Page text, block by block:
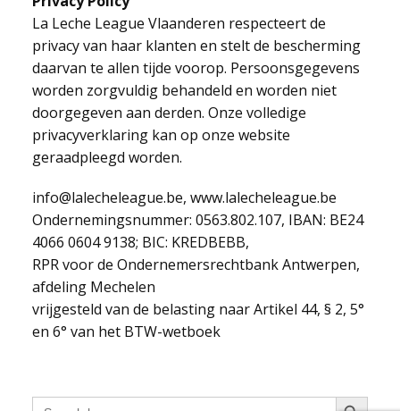
La Leche League Vlaanderen respecteert de
privacy van haar klanten en stelt de bescherming
daarvan te allen tijde voorop. Persoonsgegevens
worden zorgvuldig behandeld en worden niet
doorgegeven aan derden. Onze volledige
privacyverklaring kan op onze website
geraadpleegd worden.
info@lalecheleague.be, www.lalecheleague.be
Ondernemingsnummer: 0563.802.107, IBAN: BE24
4066 0604 9138; BIC: KREDBEBB,
RPR voor de Ondernemersrechtbank Antwerpen,
afdeling Mechelen
vrijgesteld van de belasting naar Artikel 44, § 2, 5°
en 6° van het BTW-wetboek
Search Search Button